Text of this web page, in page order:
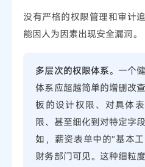
没有严格的权限管理和审计
能因人为因素出现安全漏洞。
多层次的权限体系。一个
体系应超越简单的增删改
板的设计权限、对具体
限、甚至细化到对特定字
如，薪资表单中的“基本
财务部门可见。这种细粒